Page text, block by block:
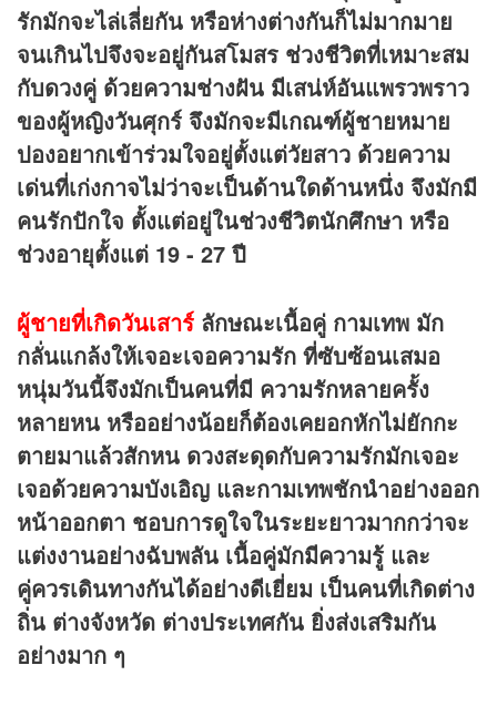
รักมักจะไล่เลี่ยกัน หรือห่างต่างกันก็ไม่มากมาย
จนเกินไปจึงจะอยู่กันสโมสร ช่วงชีวิตที่เหมาะสม
กับดวงคู่ ด้วยความช่างฝัน มีเสน่ห์อันแพรวพราว
ของผู้หญิงวันศุกร์ จึงมักจะมีเกณฑ์ผู้ชายหมาย
ปองอยากเข้าร่วมใจอยู่ตั้งแต่วัยสาว ด้วยความ
เด่นที่เก่งกาจไม่ว่าจะเป็นด้านใดด้านหนึ่ง จึงมักมี
คนรักปักใจ ตั้งแต่อยู่ในช่วงชีวิตนักศึกษา หรือ
ช่วงอายุตั้งแต่ 19 - 27 ปี
ผู้ชายที่เกิดวันเสาร์ ลักษณะเนื้อคู่ กามเทพ มัก
กลั่นแกล้งให้เจอะเจอความรัก ที่ซับซ้อนเสมอ
หนุ่มวันนี้จึงมักเป็นคนที่มี ความรักหลายครั้ง
หลายหน หรืออย่างน้อยก็ต้องเคยอกหักไม่ยักกะ
ตายมาแล้วสักหน ดวงสะดุดกับความรักมักเจอะ
เจอด้วยความบังเอิญ และกามเทพชักนำอย่างออก
หน้าออกตา ชอบการดูใจในระยะยาวมากกว่าจะ
แต่งงานอย่างฉับพลัน เนื้อคู่มักมีความรู้ และ
คู่ควรเดินทางกันได้อย่างดีเยี่ยม เป็นคนที่เกิดต่าง
ถิ่น ต่างจังหวัด ต่างประเทศกัน ยิ่งส่งเสริมกัน
อย่างมาก ๆ